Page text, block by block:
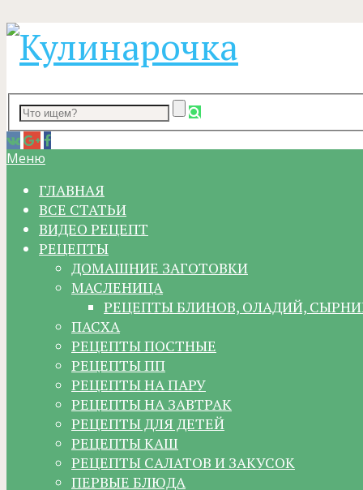
Меню
ГЛАВНАЯ
ВСЕ СТАТЬИ
ВИДЕО РЕЦЕПТ
РЕЦЕПТЫ
ДОМАШНИЕ ЗАГОТОВКИ
МАСЛЕНИЦА
РЕЦЕПТЫ БЛИНОВ, ОЛАДИЙ,
ПАСХА
РЕЦЕПТЫ ПОСТНЫЕ
РЕЦЕПТЫ ПП
РЕЦЕПТЫ НА ПАРУ
РЕЦЕПТЫ НА ЗАВТРАК
РЕЦЕПТЫ ДЛЯ ДЕТЕЙ
РЕЦЕПТЫ КАШ
РЕЦЕПТЫ САЛАТОВ И ЗАКУСОК
ПЕРВЫЕ БЛЮДА